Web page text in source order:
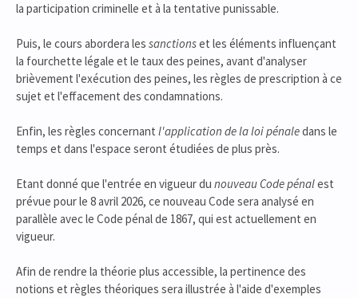
la participation criminelle et à la tentative punissable.
Puis, le cours abordera les sanctionset les éléments influençant
la fourchette légale et le taux des peines, avant d'analyser
brièvement l'exécution des peines, les règles de prescription à ce
sujet et l'effacement des condamnations.
Enfin, les règles concernant l'application de la loi pénaledans le
temps et dans l'espace seront étudiées de plus près.
Etant donné que l'entrée en vigueur du nouveau Code pénalest
prévue pour le 8 avril 2026, ce nouveau Code sera analysé en
parallèle avec le Code pénal de 1867, qui est actuellement en
vigueur.
Afin de rendre la théorie plus accessible, la pertinence des
notions et règles théoriques sera illustrée à l'aide d'exemples